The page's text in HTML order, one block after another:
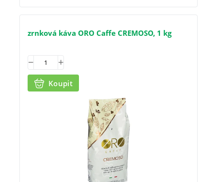
zrnková káva ORO Caffe CREMOSO, 1 kg
Koupit